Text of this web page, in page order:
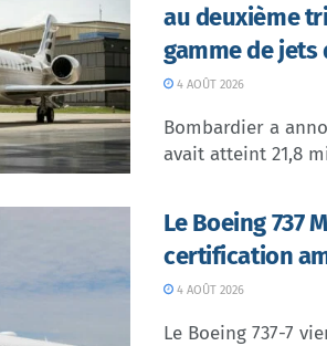
au deuxième
gamme de jets
4 AOÛT 2026
Bombardier a
avait atteint 21,8
Le Boeing 737
certification
4 AOÛT 2026
Le Boeing 737-7